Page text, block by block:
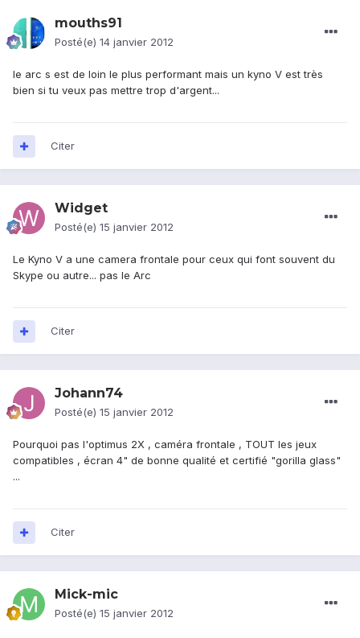
mouths91
Posté(e) 14 janvier 2012
le arc s est de loin le plus performant mais un kyno V est très
bien si tu veux pas mettre trop d'argent...
Citer
Widget
Posté(e) 15 janvier 2012
Le Kyno V a une camera frontale pour ceux qui font souvent du
Skype ou autre... pas le Arc
Citer
Johann74
Posté(e) 15 janvier 2012
Pourquoi pas l'optimus 2X , caméra frontale , TOUT les jeux
compatibles , écran 4" de bonne qualité et certifié "gorilla glass"
...
Citer
Mick-mic
Posté(e) 15 janvier 2012